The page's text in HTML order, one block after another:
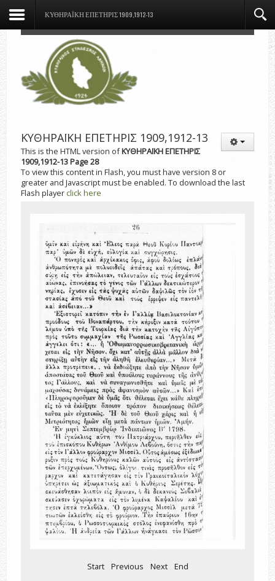
ΚΥΘΗΡΑΪΚΗ ΕΠΕΤΗΡΙΣ 1909,1912-13
ΚΥΘΗΡΑΪΚΗ ΕΠΕΤΗΡΙΣ 1909,1912-13
This is the HTML version ofΚΥΘΗΡΑΪΚΗ ΕΠΕΤΗΡΙΣ
1909,1912-13 Page 28
To view this content in Flash, you must have version 8 or
greater and Javascript must be enabled. To download the last
Flash player click here
Start Previous Next
End